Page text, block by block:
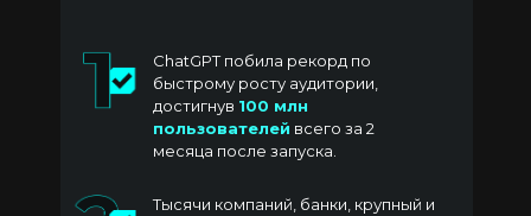
ChatGPT побила рекорд по
быстрому росту аудитории,
достигнув 100 млн
пользователей всего за 2
месяца после запуска.
Тысячи компаний, банки, крупный и